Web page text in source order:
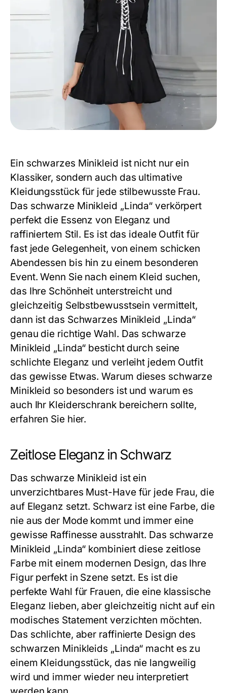
Ein schwarzes Minikleid ist nicht nur ein
Klassiker, sondern auch das ultimative
Kleidungsstück für jede stilbewusste Frau.
Das schwarze Minikleid „Linda“ verkörpert
perfekt die Essenz von Eleganz und
raffiniertem Stil. Es ist das ideale Outfit für
fast jede Gelegenheit, von einem schicken
Abendessen bis hin zu einem besonderen
Event. Wenn Sie nach einem Kleid suchen,
das Ihre Schönheit unterstreicht und
gleichzeitig Selbstbewusstsein vermittelt,
dann ist das Schwarzes Minikleid „Linda“
genau die richtige Wahl. Das schwarze
Minikleid „Linda“ besticht durch seine
schlichte Eleganz und verleiht jedem Outfit
das gewisse Etwas. Warum dieses schwarze
Minikleid so besonders ist und warum es
auch Ihr Kleiderschrank bereichern sollte,
erfahren Sie hier.
Zeitlose Eleganz in Schwarz
Das schwarze Minikleid ist ein
unverzichtbares Must-Have für jede Frau, die
auf Eleganz setzt. Schwarz ist eine Farbe, die
nie aus der Mode kommt und immer eine
gewisse Raffinesse ausstrahlt. Das schwarze
Minikleid „Linda“ kombiniert diese zeitlose
Farbe mit einem modernen Design, das Ihre
Figur perfekt in Szene setzt. Es ist die
perfekte Wahl für Frauen, die eine klassische
Eleganz lieben, aber gleichzeitig nicht auf ein
modisches Statement verzichten möchten.
Das schlichte, aber raffinierte Design des
schwarzen Minikleids „Linda“ macht es zu
einem Kleidungsstück, das nie langweilig
wird und immer wieder neu interpretiert